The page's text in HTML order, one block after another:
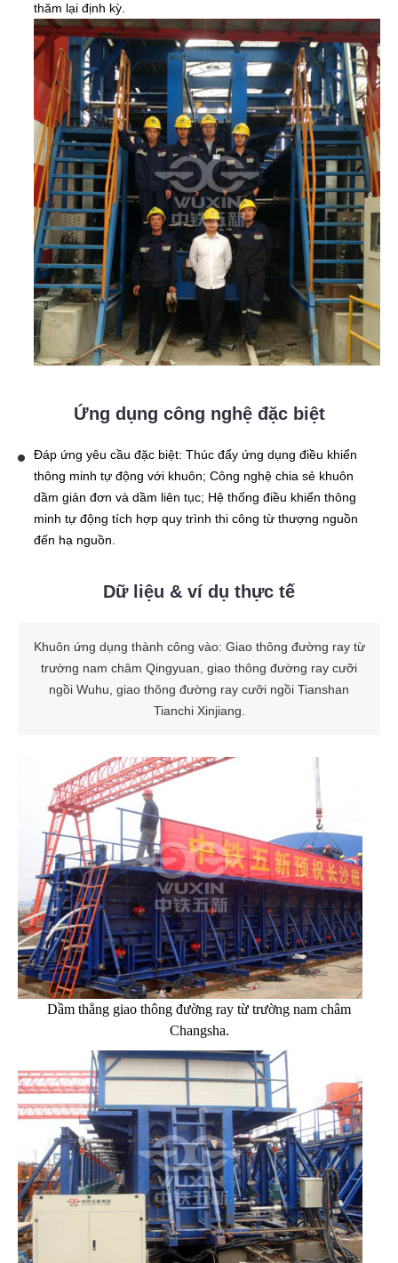
thăm lại định kỳ.
Ứng dụng công nghệ đặc biệt
Đáp ứng yêu cầu đặc biệt: Thúc đẩy ứng dụng điều khiển
thông minh tự động với khuôn; Công nghệ chia sẻ khuôn
dầm giản đơn và dầm liên tục; Hệ thống điều khiển thông
minh tự động tích hợp quy trình thi công từ thượng nguồn
đến hạ nguồn.
Dữ liệu & ví dụ thực tế
Khuôn ứng dụng thành công vào: Giao thông đường ray từ
trường nam châm Qingyuan, giao thông đường ray cưỡi
ngồi Wuhu, giao thông đường ray cưỡi ngồi Tianshan
Tianchi Xinjiang.
Dầm thẳng giao thông đường ray từ trường nam châm
Changsha.